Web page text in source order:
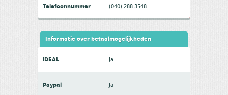
Telefoonnummer (040) 288 3548
Informatie over betaalmogelijkheden
iDEAL Ja
Paypal Ja